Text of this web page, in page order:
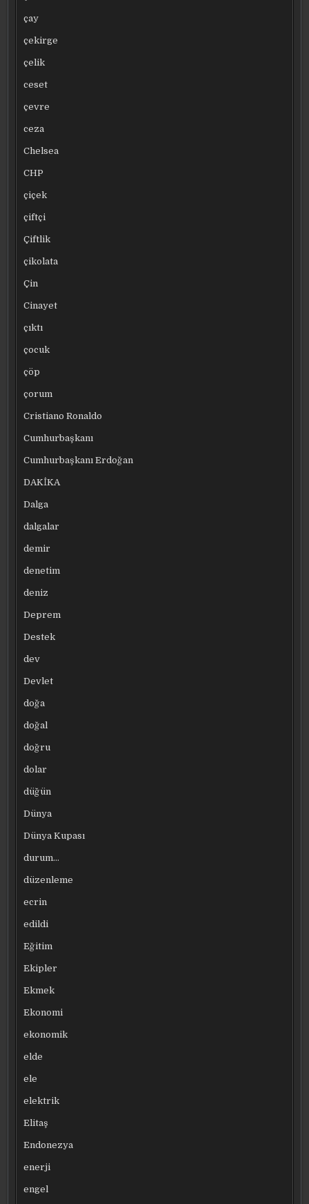
çay
çekirge
çelik
ceset
çevre
ceza
Chelsea
CHP
çiçek
çiftçi
Çiftlik
çikolata
Çin
Cinayet
çıktı
çocuk
çöp
çorum
Cristiano Ronaldo
Cumhurbaşkanı
Cumhurbaşkanı Erdoğan
DAKİKA
Dalga
dalgalar
demir
denetim
deniz
Deprem
Destek
dev
Devlet
doğa
doğal
doğru
dolar
düğün
Dünya
Dünya Kupası
durum…
düzenleme
ecrin
edildi
Eğitim
Ekipler
Ekmek
Ekonomi
ekonomik
elde
ele
elektrik
Elitaş
Endonezya
enerji
engel